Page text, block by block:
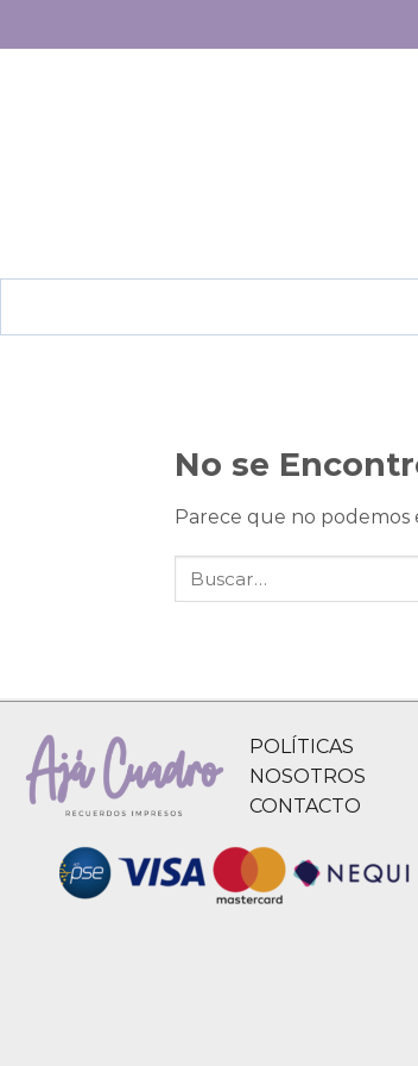
No se
Parece que no podemos
POLÍTICAS
NOSOTROS
CONTACTO